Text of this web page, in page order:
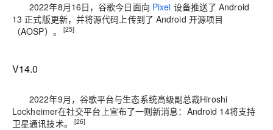
2022年8月16日，谷歌今日面向 Pixel 设备推送了 Android
13 正式版更新，并将源代码上传到了 Android 开源项目
（AOSP）。
[25]
V14.0
2022年9月，谷歌平台与生态系统高级副总裁Hiroshi
Lockheimer在社交平台上宣布了一则新消息：Android 14将支持
卫星通讯技术。 [26]